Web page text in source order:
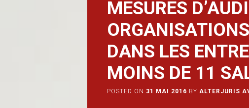
MESURES
DANS LES
MOINS DE 11
POSTED ON 31 MAI 2016 BY ALTERJURIS